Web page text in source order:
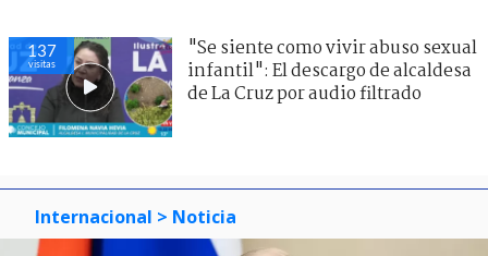
137
visitas
"Se siente como vivir abuso sexual
infantil": El descargo de alcaldesa
de La Cruz por audio filtrado
Internacional > Noticia